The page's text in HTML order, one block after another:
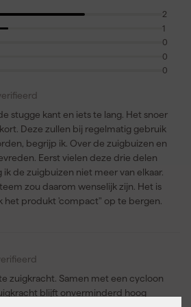
2
1
0
0
0
stugge kant en iets te lang. Het snoer
Deze zullen bij regelmatig gebruik
begrijp ik. Over de zuigbuizen en
Eerst vielen deze drie delen
ik de zuigbuizen niet meer van elkaar.
zou daarom wenselijk zijn. Het is
het produkt 'compact" op te bergen.
zuigkracht. Samen met een cycloon
blijft onverminderd hoog